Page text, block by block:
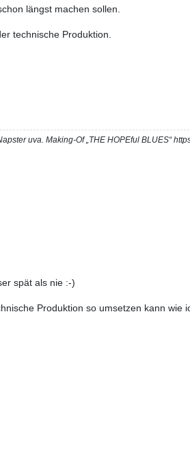
längst machen sollen.
technische Produktion.
uva. Making-Of „THE HOPEful BLUES“
spät als nie :-)
Produktion so umsetzen kann wie